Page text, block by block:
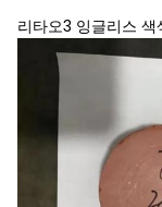
리타오3 잉글리스 색